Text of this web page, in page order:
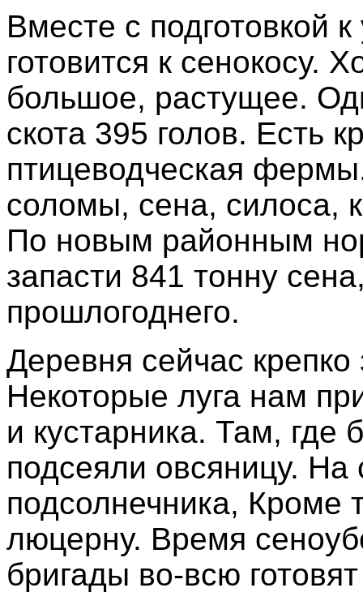
Вместе с подготовкой
готовится к сенокосу.
большое, растущее.
скота 395 голов. Есть
птицеводческая
соломы, сена, силоса,
По новым районным
запасти 841 тонну
прошлогоднего.
Деревня сейчас
Некоторые луга нам
и кустарника. Там, где
подсеяли овсяницу. На
подсолнечника, Кроме
люцерну. Время
бригады во-всю